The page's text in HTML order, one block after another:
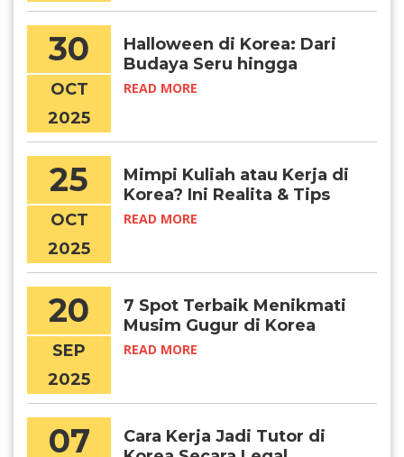
30
OCT
2025
Halloween di Korea: Dari
Budaya Seru hingga
Tragedi Itaewon, dan
READ MORE
25
OCT
2025
Mimpi Kuliah atau Kerja di
Korea? Ini Realita & Tips
Suksesnya, Chingudeul!
READ MORE
20
SEP
2025
7 Spot Terbaik Menikmati
Musim Gugur di Korea
Selatan
READ MORE
07
Cara Kerja Jadi Tutor di